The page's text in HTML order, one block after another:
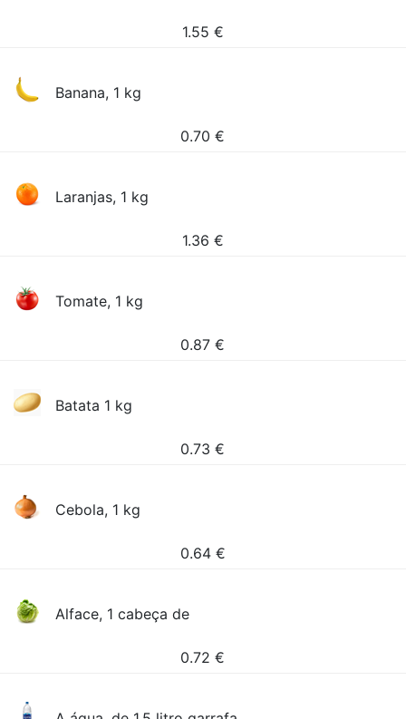
1.55 €
Banana, 1 kg
0.70 €
Laranjas, 1 kg
1.36 €
Tomate, 1 kg
0.87 €
Batata 1 kg
0.73 €
Cebola, 1 kg
0.64 €
Alface, 1 cabeça de
0.72 €